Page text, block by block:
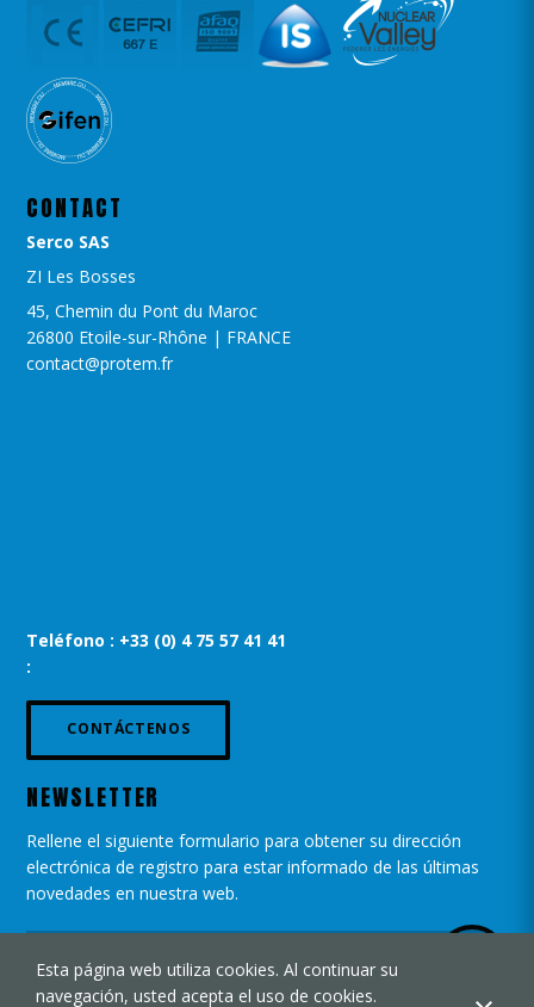
Esta página web utiliza cookies. Al continuar su
navegación, usted acepta el uso de cookies.
CONTACT
Serco SAS
ZI Les Bosses
45, Chemin du Pont du Maroc
26800 Etoile-sur-Rhône | FRANCE
contact@protem.fr
Teléfono : +33 (0) 4 75 57 41 41
:
CONTÁCTENOS
NEWSLETTER
Rellene el siguiente formulario para obtener su dirección
electrónica de registro para estar informado de las últimas
novedades en nuestra web.